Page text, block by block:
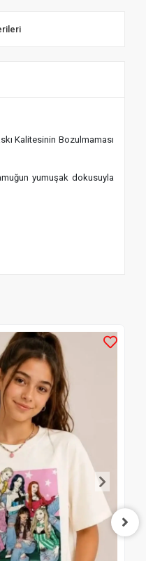
Kalitesinin Bozulmaması
yumuşak dokusuyla